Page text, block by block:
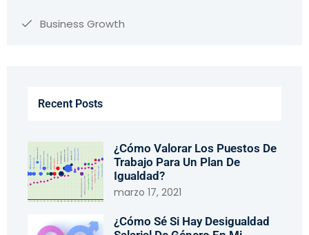
Business Growth
Recent Posts
¿Cómo Valorar Los Puestos De
Trabajo Para Un Plan De
Igualdad?
marzo 17, 2021
¿Cómo Sé Si Hay Desigualdad